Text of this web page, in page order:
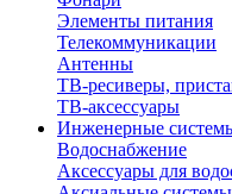
Элементы питания
Телекоммуникации
Антенны
ТВ-ресиверы,
ТВ-аксессуары
Инженерные
Водоснабжение
Аксессуары для